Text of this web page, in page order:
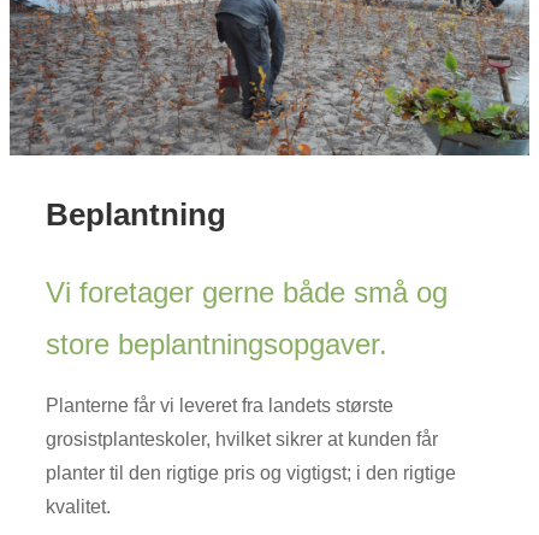
Beplantning
Vi foretager gerne både små og
store beplantningsopgaver.
Planterne får vi leveret fra landets største
grosistplanteskoler, hvilket sikrer at kunden får
planter til den rigtige pris og vigtigst; i den rigtige
kvalitet.